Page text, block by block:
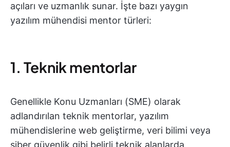
açıları ve uzmanlık sunar. İşte bazı yaygın
yazılım mühendisi mentor türleri:
1. Teknik mentorlar
Genellikle Konu Uzmanları (SME) olarak
adlandırılan teknik mentorlar, yazılım
mühendislerine web geliştirme, veri bilimi veya
siber güvenlik gibi belirli teknik alanlarda